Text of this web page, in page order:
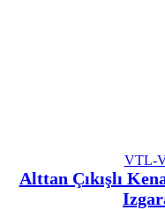
VTL-
Alttan Çıkışlı